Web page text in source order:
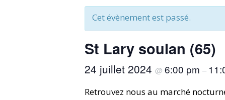
Cet évènement est passé.
St Lary soulan (65)
24 juillet 2024 @ 6:00 pm –
Retrouvez nous au marché